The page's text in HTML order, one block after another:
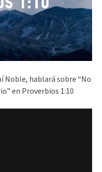
Noble, hablará sobre “No
en Proverbios 1:10